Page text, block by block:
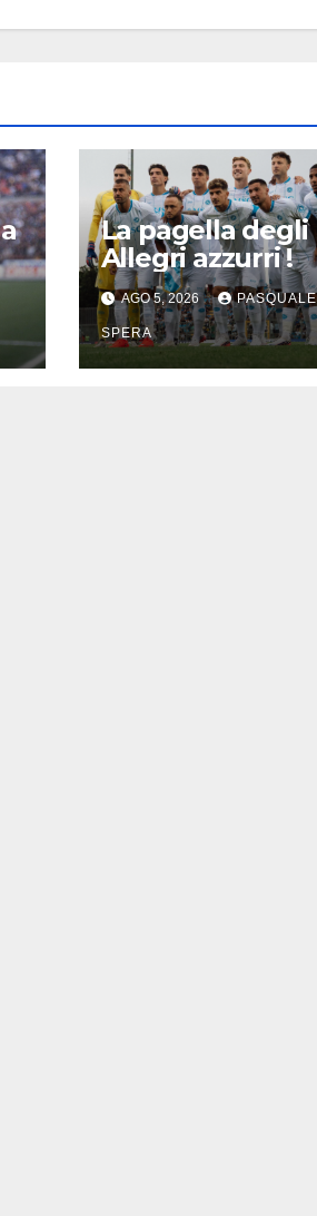
La pagella degli
Allegri azzurri !
AGO 5, 2026 PASQUALE
SPERA